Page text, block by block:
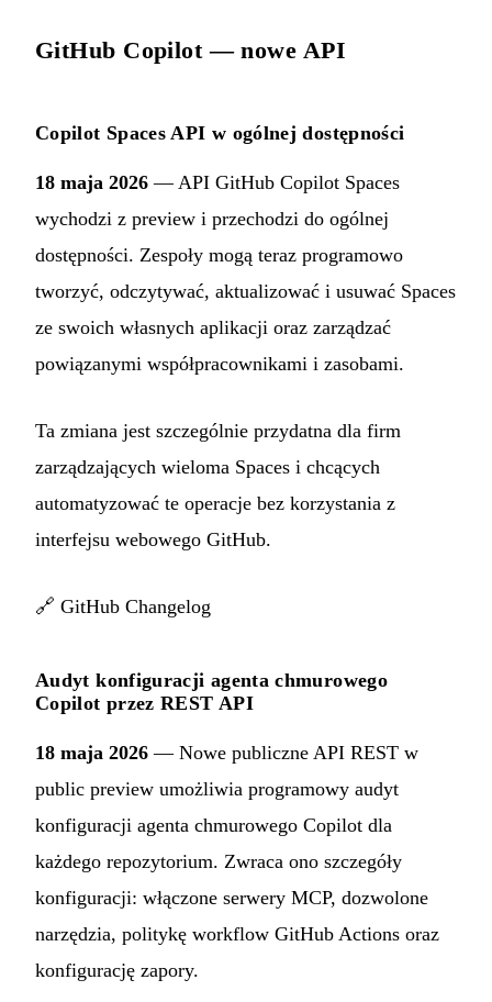
GitHub Copilot — nowe API
Copilot Spaces API w ogólnej dostępności
18 maja 2026 — API GitHub Copilot Spaces
wychodzi z preview i przechodzi do ogólnej
dostępności. Zespoły mogą teraz programowo
tworzyć, odczytywać, aktualizować i usuwać Spaces
ze swoich własnych aplikacji oraz zarządzać
powiązanymi współpracownikami i zasobami.
Ta zmiana jest szczególnie przydatna dla firm
zarządzających wieloma Spaces i chcących
automatyzować te operacje bez korzystania z
interfejsu webowego GitHub.
🔗 GitHub Changelog
Audyt konfiguracji agenta chmurowego
Copilot przez REST API
18 maja 2026 — Nowe publiczne API REST w
public preview umożliwia programowy audyt
konfiguracji agenta chmurowego Copilot dla
każdego repozytorium. Zwraca ono szczegóły
konfiguracji: włączone serwery MCP, dozwolone
narzędzia, politykę workflow GitHub Actions oraz
konfigurację zapory.